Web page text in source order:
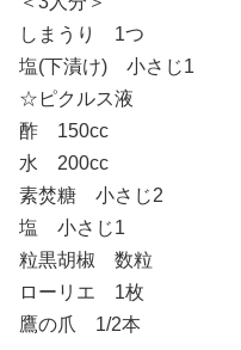
しまうり 1つ
塩(下漬け) 小さじ1
☆ピクルス液
酢 150cc
水 200cc
素焚糖 小さじ2
塩 小さじ1
粒黒胡椒 数粒
ローリエ 1枚
鷹の爪 1/2本